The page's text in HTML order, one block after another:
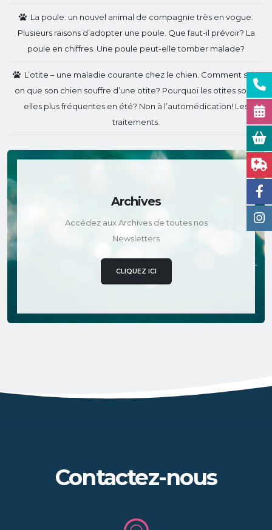
La poule: un nouvel animal de compagnie très en vogue.
Plusieurs raisons d’adopter une poule. Que faut-il prévoir? La
poule en chiffres. Une poule peut-elle tomber malade?
L’otite – une maladie courante chez le chien. Comment sait-
on que son chien souffre d’une otite? Pourquoi les otites sont-
elles plus fréquentes en été? Non à l’automédication! Les
traitements.
Archives
Accédez aux Archives de toutes nos
Newsletters
CLIQUEZ ICI
Contactez-nous